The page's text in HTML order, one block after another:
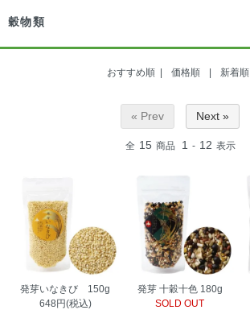
穀物類
おすすめ順 | 価格順 | 新着順
« Prev Next »
全 15 商品 1 - 12 表示
発芽いなきび 150g
648円(税込)
発芽 十穀十色 180g
SOLD OUT